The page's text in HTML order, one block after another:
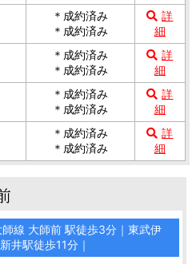
＊成約済み
＊成約済み
詳
細
＊成約済み
＊成約済み
詳
細
＊成約済み
＊成約済み
詳
細
＊成約済み
＊成約済み
詳
細
線 大師前 駅徒歩3分｜東武伊
井駅徒歩11分｜